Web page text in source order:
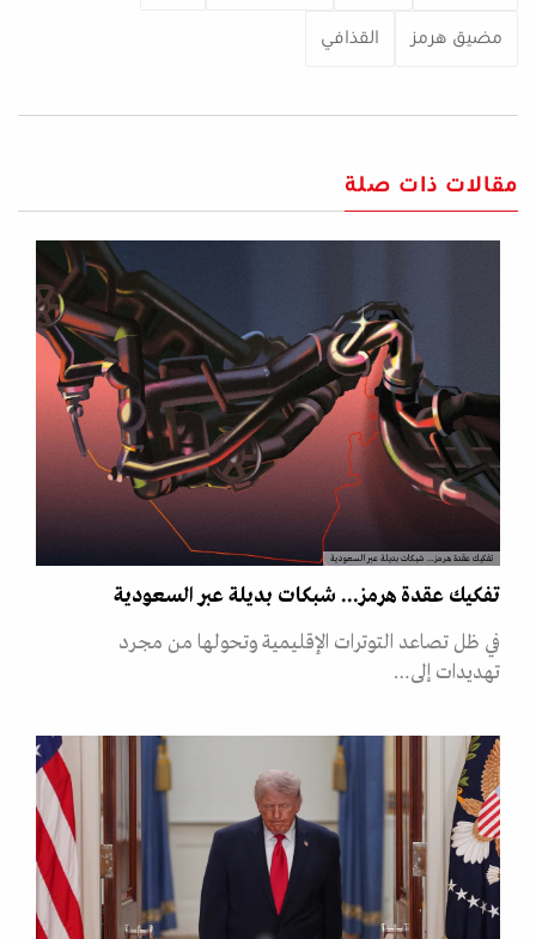
مضيق هرمز القذافي
مقالات ذات صلة
تفكيك عقدة هرمز... شبكات بديلة عبر السعودية
تفكيك عقدة هرمز... شبكات بديلة عبر السعودية
في ظل تصاعد التوترات الإقليمية وتحولها من مجرد
تهديدات إلى…